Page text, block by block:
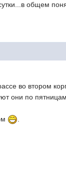
общем
во втором
они по